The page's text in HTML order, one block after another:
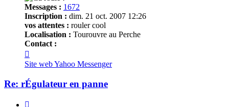
Messages : 1672
Inscription : dim. 21 oct. 2007 12:26
vos attentes : rouler cool
Localisation : Tourouvre au Perche
Contact :
rico
61
Site webYahoo Messenger
Re: rÉgulateur en panne